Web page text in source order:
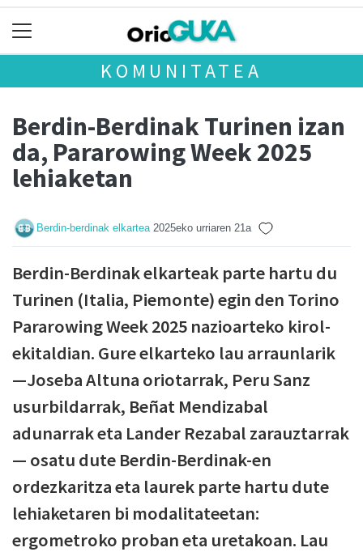
KOMUNITATEA
Berdin-Berdinak Turinen izan
da, Pararowing Week 2025
lehiaketan
Berdin-berdinak elkartea 2025eko urriaren 21a
Berdin-Berdinak elkarteak parte hartu du
Turinen (Italia, Piemonte) egin den Torino
Pararowing Week 2025 nazioarteko kirol-
ekitaldian. Gure elkarteko lau arraunlarik
—Joseba Altuna oriotarrak, Peru Sanz
usurbildarrak, Beñat Mendizabal
adunarrak eta Lander Rezabal zarauztarrak
— osatu dute Berdin-Berdinak-en
ordezkaritza eta laurek parte hartu dute
lehiaketaren bi modalitateetan:
ergometroko proban eta uretakoan. Lau